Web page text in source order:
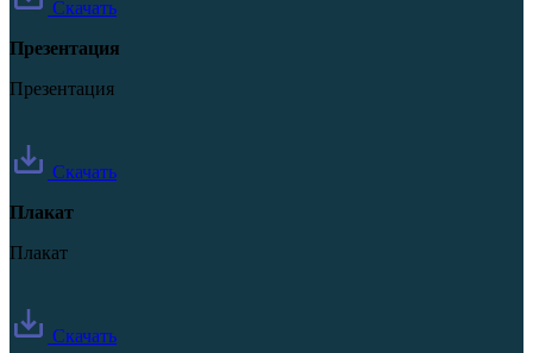
Скачать
Презентация
Презентация
Скачать
Плакат
Плакат
Скачать